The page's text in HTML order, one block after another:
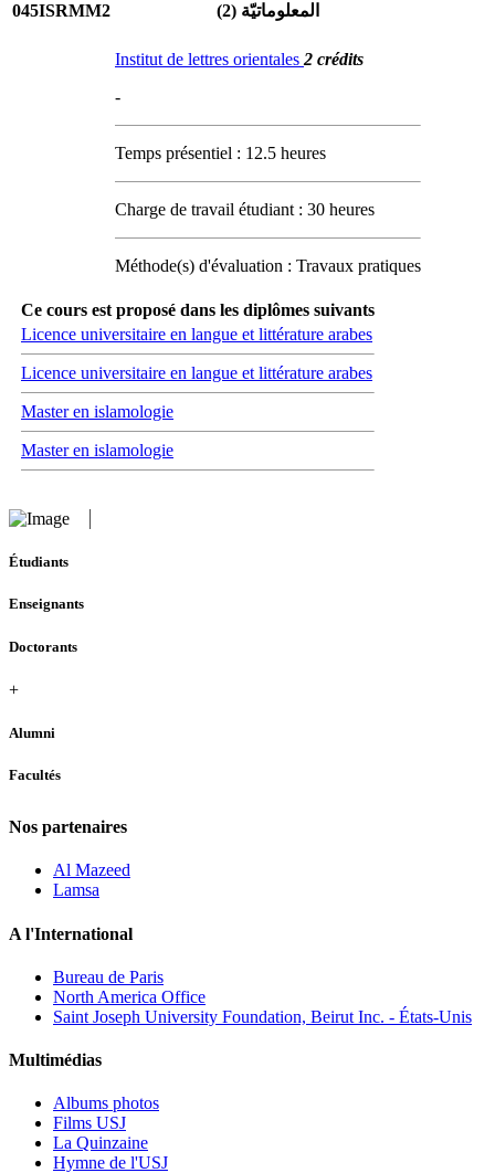
045ISRMM2 المعلوماتيّة (2)
Institut de lettres orientales 2 crédits
-
Temps présentiel : 12.5 heures
Charge de travail étudiant : 30 heures
Méthode(s) d'évaluation : Travaux pratiques
Ce cours est proposé dans les diplômes suivants
Licence universitaire en langue et littérature arabes
Licence universitaire en langue et littérature arabes
Master en islamologie
Master en islamologie
Étudiants
Enseignants
Doctorants
+
Alumni
Facultés
Nos partenaires
Al Mazeed
Lamsa
A l'International
Bureau de Paris
North America Office
Saint Joseph University Foundation, Beirut Inc. - États-Unis
Multimédias
Albums photos
Films USJ
La Quinzaine
Hymne de l'USJ